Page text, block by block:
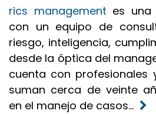
rics management es una
con un equipo de
riesgo, inteligencia,
desde la óptica del
cuenta con profesionales
suman cerca de veinte
en el manejo de casos...